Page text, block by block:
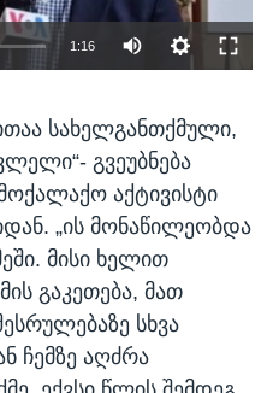
1:16
სახელგანთქმული,
გვეუბნება
აქტივისტი
„ის მონაწილეობდა
მისი ხელით
გაკეთება, მათ
სხვა
ჩემზე აღძრა